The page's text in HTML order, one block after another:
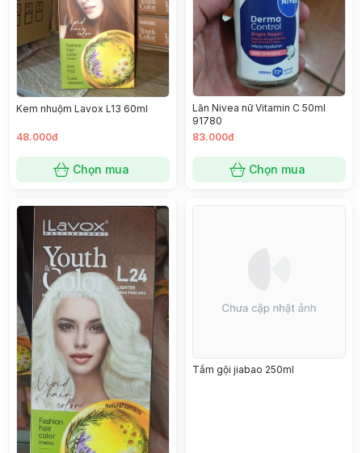
Kem nhuộm Lavox L13 60ml
48.000đ
Chọn mua
Lăn Nivea nữ Vitamin C 50ml
91780
83.000đ
Chọn mua
Tắm gội jiabao 250ml